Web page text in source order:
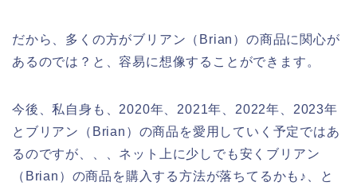
だから、多くの方がブリアン（Brian）の商品に関心が
あるのでは？と、容易に想像することができます。
今後、私自身も、2020年、2021年、2022年、2023年
とブリアン（Brian）の商品を愛用していく予定ではあ
るのですが、、、ネット上に少しでも安くブリアン
（Brian）の商品を購入する方法が落ちてるかも♪、と